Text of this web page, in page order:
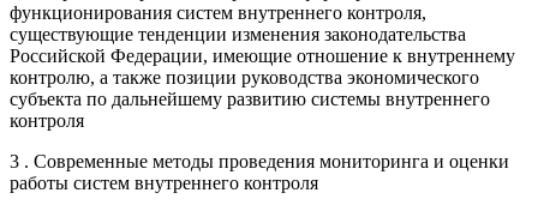
функционирования систем внутреннего контроля,
существующие тенденции изменения законодательства
Российской Федерации, имеющие отношение к внутреннему
контролю, а также позиции руководства экономического
субъекта по дальнейшему развитию системы внутреннего
контроля
3 . Современные методы проведения мониторинга и оценки
работы систем внутреннего контроля